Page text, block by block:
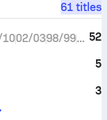
61 titles
02/0398/9996/97
52
5
3